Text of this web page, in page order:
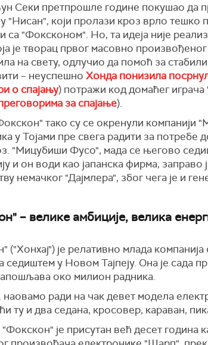
Секи претпрошле године покушао да
"Нисан", који пролази кроз врло тешко
са "Фоксконом". Но, та идеја није
је творац првог масовно
на свету, одлучио да помоћ за
– неуспешно Хонда понизила
о спајању) потражи код домаћег
за спајање).
тако су се окренули компанији
у Тојами пре свега радити за потребе
"Мицубиши Фусо", мада се његово
и он води као јапанска фирма, заправо
немачког "Дајмлера", због чега је и
– велике амбиције, велика
("Хонхај") је релативно млада
седиштем у Новом Тајпеју. Она је сада
око милион радника.
ради на чак девет модела
ту и два седана, кросовер, караван,
је присутан већ десет година